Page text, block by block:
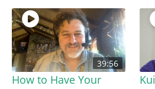
39:56
How to Have Your